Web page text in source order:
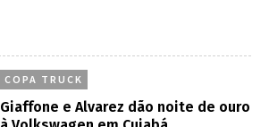
COPA TRUCK
Giaffone e Alvarez dão noite de ouro